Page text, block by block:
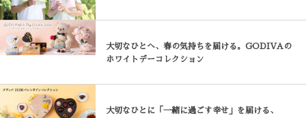
大切なひとへ、春の気持ちを届ける。GODIVAの
ホワイトデーコレクション
大切なひとに「一緒に過ごす幸せ」を届ける、